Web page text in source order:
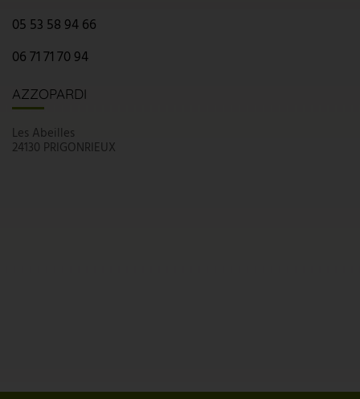
05 53 58 94 66
06 71 71 70 94
AZZOPARDI
Les Abeilles
24130 PRIGONRIEUX